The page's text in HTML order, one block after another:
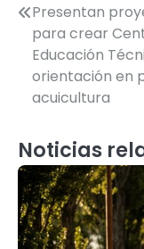
de
entradas
Presentan
para crear
Educación
orientación en
acuicultura
Noticias